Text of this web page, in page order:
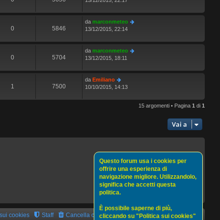
0 5846
da marconmeteo
13/12/2015, 22:14
0 5704
da marconmeteo
13/12/2015, 18:11
1 7500
da Emiliano
10/10/2015, 14:13
15 argomenti • Pagina 1 di 1
Vai a
Questo forum usa i cookies per
offrire una esperienza di
navigazione migliore. Utilizzandolo,
significa che accetti questa
politica.
È possibile saperne di più,
cliccando su "Politica sui cookies"
Tutti gli orari sono UTC+02:00
Cancella cookie
Staff
cookies